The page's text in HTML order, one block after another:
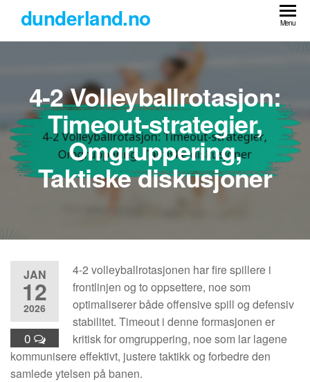
the
dunderland.no Menu
4-2 Volleyballrotasjon:
Timeout-strategier,
Omgruppering,
Taktiske diskusjoner
JAN
12
2026
0
4-2 volleyballrotasjonen har fire spillere i
frontlinjen og to oppsettere, noe som
optimaliserer både offensive spill og defensiv
stabilitet. Timeout i denne formasjonen er
kritisk for omgruppering, noe som lar lagene
kommunisere effektivt, justere taktikk og forbedre den
samlede ytelsen på banen.